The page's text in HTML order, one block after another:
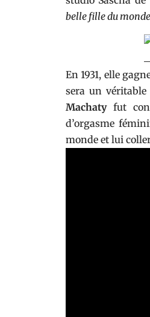
belle fille du
En 1931, elle
sera un
Machatyfut
d’orgasme
monde et lui